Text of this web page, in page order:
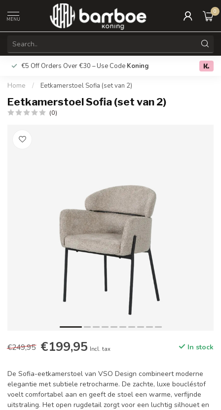
MENU
0
€5 Off Orders Over €30 – Use Code Koning Free
Home / Eetkamerstoel Sofia (set van 2)
Eetkamerstoel Sofia (set van 2)
(0)
€249,95 €199,95 Incl. tax In stock
De Sofia-eetkamerstoel van VSO Design combineert moderne
elegantie met subtiele retrocharme. De zachte, luxe boucléstof
voelt comfortabel aan en geeft de stoel een warme, verfijnde
uitstraling. Het open rugdetail zorgt voor een luchtig silhouet en